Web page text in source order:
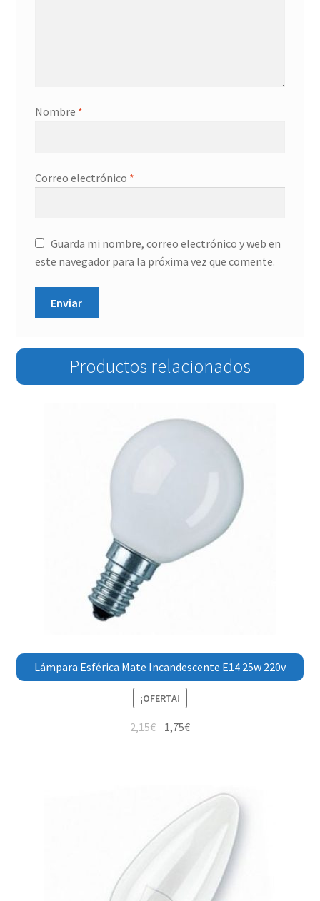
Nombre *
Correo electrónico *
Guarda mi nombre, correo electrónico y web en
este navegador para la próxima vez que comente.
Productos relacionados
Lámpara Esférica Mate Incandescente E14 25w 220v
¡OFERTA!
2,15€ 1,75€